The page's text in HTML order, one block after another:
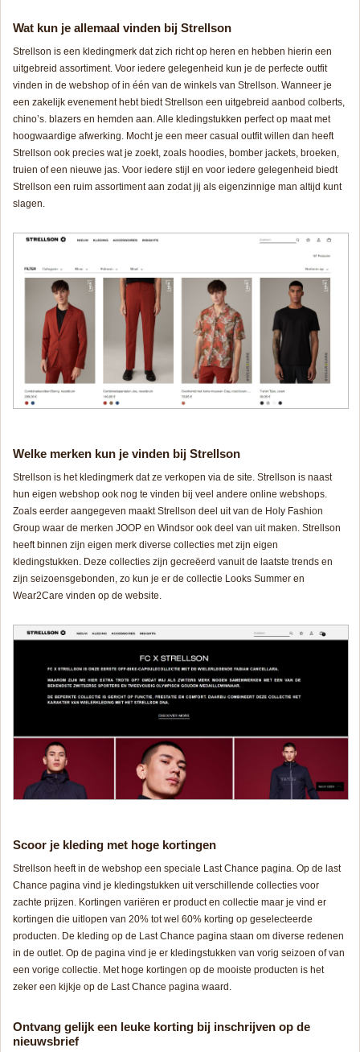
Wat kun je allemaal vinden bij Strellson
Strellson is een kledingmerk dat zich richt op heren en hebben hierin een
uitgebreid assortiment. Voor iedere gelegenheid kun je de perfecte outfit
vinden in de webshop of in één van de winkels van Strellson. Wanneer je
een zakelijk evenement hebt biedt Strellson een uitgebreid aanbod colberts,
chino’s. blazers en hemden aan. Alle kledingstukken perfect op maat met
hoogwaardige afwerking. Mocht je een meer casual outfit willen dan heeft
Strellson ook precies wat je zoekt, zoals hoodies, bomber jackets, broeken,
truien of een nieuwe jas. Voor iedere stijl en voor iedere gelegenheid biedt
Strellson een ruim assortiment aan zodat jij als eigenzinnige man altijd kunt
slagen.
Welke merken kun je vinden bij Strellson
Strellson is het kledingmerk dat ze verkopen via de site. Strellson is naast
hun eigen webshop ook nog te vinden bij veel andere online webshops.
Zoals eerder aangegeven maakt Strellson deel uit van de Holy Fashion
Group waar de merken JOOP en Windsor ook deel van uit maken. Strellson
heeft binnen zijn eigen merk diverse collecties met zijn eigen
kledingstukken. Deze collecties zijn gecreëerd vanuit de laatste trends en
zijn seizoensgebonden, zo kun je er de collectie Looks Summer en
Wear2Care vinden op de website.
Scoor je kleding met hoge kortingen
Strellson heeft in de webshop een speciale Last Chance pagina. Op de last
Chance pagina vind je kledingstukken uit verschillende collecties voor
zachte prijzen. Kortingen variëren er product en collectie maar je vind er
kortingen die uitlopen van 20% tot wel 60% korting op geselecteerde
producten. De kleding op de Last Chance pagina staan om diverse redenen
in de outlet. Op de pagina vind je er kledingstukken van vorig seizoen of van
een vorige collectie. Met hoge kortingen op de mooiste producten is het
zeker een kijkje op de Last Chance pagina waard.
Ontvang gelijk een leuke korting bij inschrijven op de
nieuwsbrief